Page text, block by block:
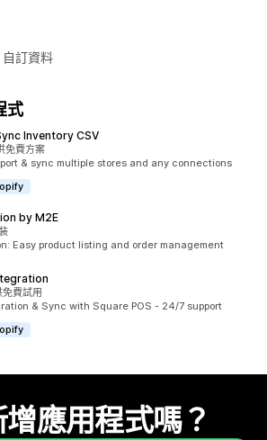
訂資料
式
Inventory CSV
免費方案
& sync multiple stores and any connections
by M2E
Easy product listing and order management
免費試用
& Sync with Square POS - 24/7 support
應用程式嗎？